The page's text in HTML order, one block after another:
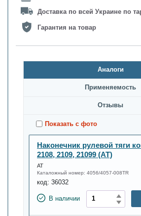
Доставка по всей Украине по
Гарантия на товар
Аналоги
Применяемость
Oтзывы
Показать с фото
Наконечник рулевой тяги
2108, 2109, 21099 (АТ)
АТ
Каталожный номер: 4056/4057-008TR
код: 36032
В наличии